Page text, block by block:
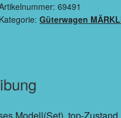
69491
Kategorie:Güterwagen
Modell(Set). top-Zustand.